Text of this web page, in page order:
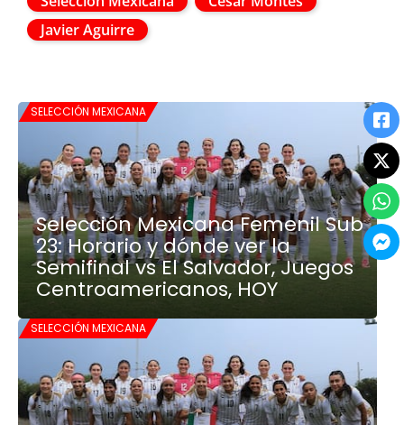
Javier Aguirre
SELECCIÓN MEXICANA
Selección Mexicana Femenil Sub
23: Horario y dónde ver la
Semifinal vs El Salvador, Juegos
Centroamericanos, HOY
SELECCIÓN MEXICANA